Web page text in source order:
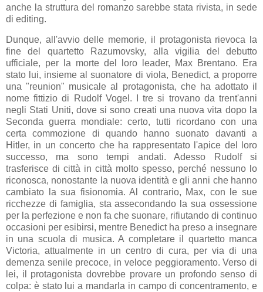
anche la struttura del romanzo sarebbe stata rivista, in sede
di editing.
Dunque, all'avvio delle memorie, il protagonista rievoca la
fine del quartetto Razumovsky, alla vigilia del debutto
ufficiale, per la morte del loro leader, Max Brentano. Era
stato lui, insieme al suonatore di viola, Benedict, a proporre
una "reunion" musicale al protagonista, che ha adottato il
nome fittizio di Rudolf Vogel. I tre si trovano da trent'anni
negli Stati Uniti, dove si sono creati una nuova vita dopo la
Seconda guerra mondiale: certo, tutti ricordano con una
certa commozione di quando hanno suonato davanti a
Hitler, in un concerto che ha rappresentato l'apice del loro
successo, ma sono tempi andati. Adesso Rudolf si
trasferisce di città in città molto spesso, perché nessuno lo
riconosca, nonostante la nuova identità e gli anni che hanno
cambiato la sua fisionomia. Al contrario, Max, con le sue
ricchezze di famiglia, sta assecondando la sua ossessione
per la perfezione e non fa che suonare, rifiutando di continuo
occasioni per esibirsi, mentre Benedict ha preso a insegnare
in una scuola di musica. A completare il quartetto manca
Victoria, attualmente in un centro di cura, per via di una
demenza senile precoce, in veloce peggioramento. Verso di
lei, il protagonista dovrebbe provare un profondo senso di
colpa: è stato lui a mandarla in campo di concentramento, e